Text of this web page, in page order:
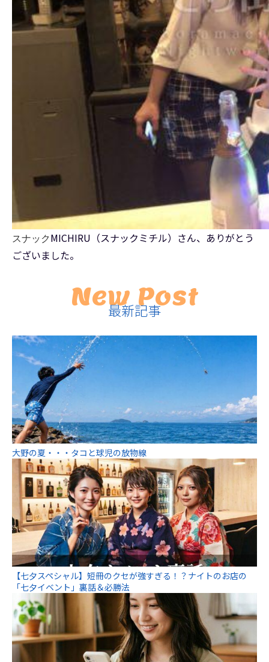
スナックMICHIRU（スナックミチル）さん、ありがとう
ございました。
New Post
最新記事
大野の夏・・・タコと球児の放物線
【七夕スペシャル】短冊のクセが強すぎる！？ナイトのお店の
「七夕イベント」裏話＆必勝法